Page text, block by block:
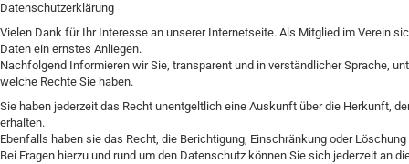
Datenschutzerklärung
Vielen Dank für Ihr Interesse an unserer Internetseite. Als Mitglied im Verein
Daten ein ernstes Anliegen.
Nachfolgend Informieren wir Sie, transparent und in verständlicher Sprache,
welche Rechte Sie haben.
Sie haben jederzeit das Recht unentgeltlich eine Auskunft über die Herkunft,
erhalten.
Ebenfalls haben sie das Recht, die Berichtigung, Einschränkung oder
Bei Fragen hierzu und rund um den Datenschutz können Sie sich jederzeit an